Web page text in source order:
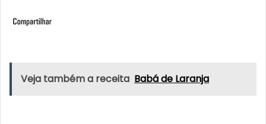
Veja também a receita Babá de Laranja